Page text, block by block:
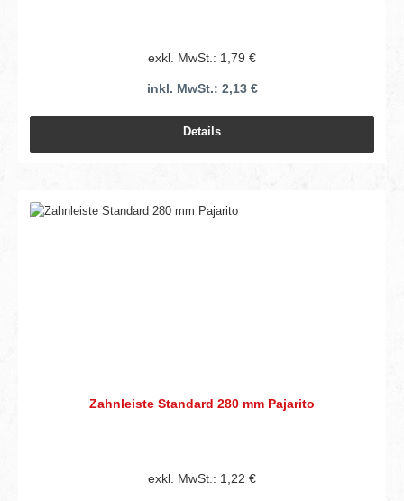
exkl. MwSt.: 1,79 €
inkl. MwSt.: 2,13 €
Details
Zahnleiste Standard 280 mm Pajarito
exkl. MwSt.: 1,22 €